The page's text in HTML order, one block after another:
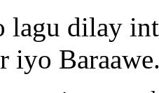
lagu dilay
iyo